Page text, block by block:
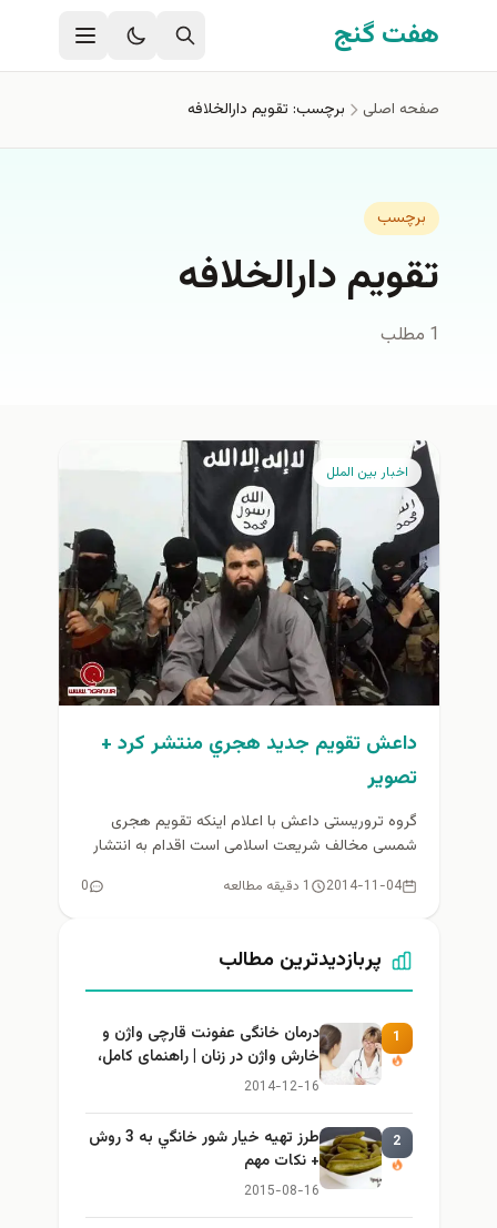
رفتن به محتوای اصلی
هفت گنج
صفحه اصلی برچسب: تقویم دارالخلافه
برچسب
تقویم دارالخلافه
1 مطلب
اخبار بين الملل
داعش تقویم جدید هجري منتشر کرد +
تصوير
گروه تروریستی داعش با اعلام اینکه تقویم هجری
شمسی مخالف شریعت اسلامی است اقدام به انتشار
2014-11-04 1 دقیقه مطالعه 0
پربازدیدترین مطالب
1
درمان خانگی عفونت قارچی واژن و
خارش واژن در زنان | راهنمای کامل،
ایمن و کاربردی
2014-12-16
2
طرز تهيه خیار شور خانگي به 3 روش
+ نكات مهم
2015-08-16